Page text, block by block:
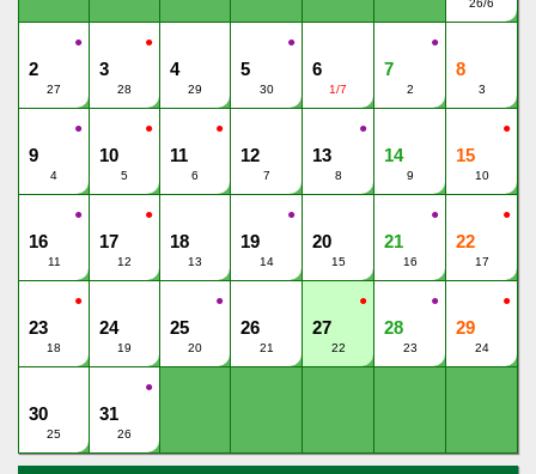
26/6
●
2
27
●
3
28
4
29
●
5
30
6
1/7
●
7
2
8
3
●
9
4
●
10
5
●
11
6
12
7
●
13
8
14
9
●
15
10
●
16
11
●
17
12
18
13
●
19
14
20
15
●
21
16
●
22
17
●
23
18
24
19
●
25
20
26
21
●
27
22
●
28
23
●
29
24
30
25
●
31
26